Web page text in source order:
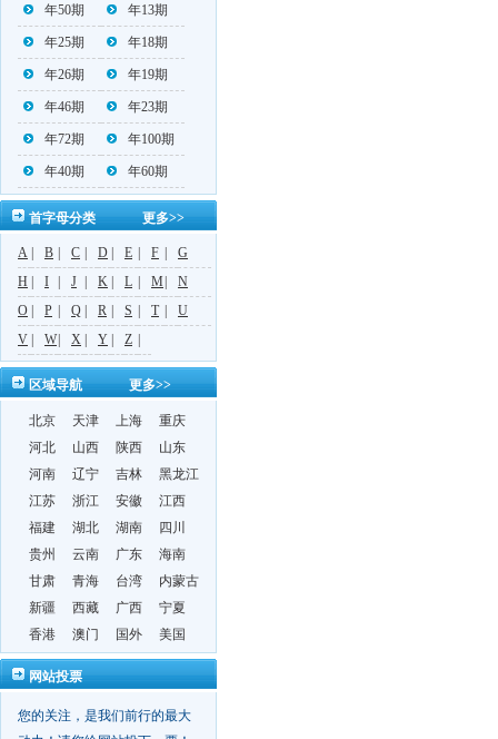
年50期 年13期
年25期 年18期
年26期 年19期
年46期 年23期
年72期 年100期
年40期 年60期
更多>>
首字母分类
A B C D E F
G
H
I J K L M
N
O
P Q R S T
U
V
W X Y Z
更多>>
区域导航
北京 天津 上海
重庆
河北
山西 陕西
山东
河南
辽宁 吉林
黑龙江
江苏
浙江 安徽
江西
福建
湖北 湖南
四川
贵州
云南 广东
海南
甘肃
青海 台湾
内蒙古
新疆
西藏 广西
宁夏
香港
澳门 国外 美国
网站投票
您的关注，是我们前行的最大